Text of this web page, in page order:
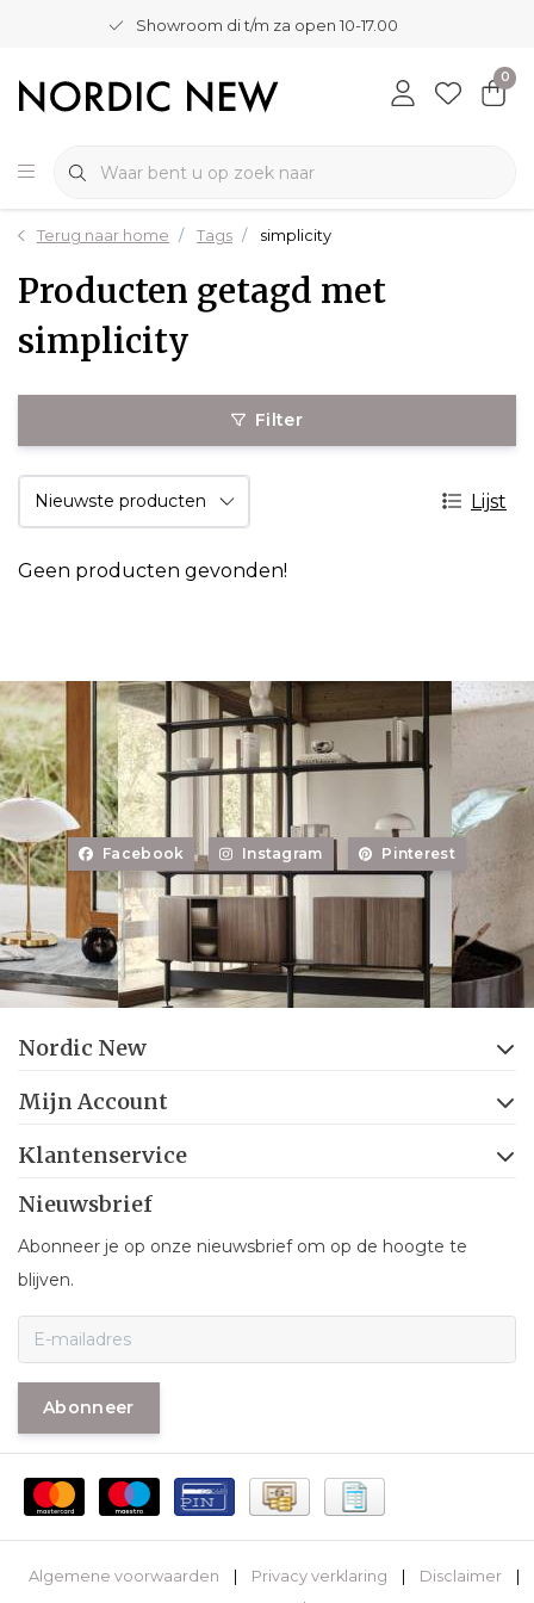
Showroom di t/m za open 10-17.00
0
Terug naar home Tags simplicity
Producten getagd met
simplicity
Filter
Lijst
Geen producten gevonden!
Facebook Instagram Pinterest
Nordic New
Mijn Account
Klantenservice
Nieuwsbrief
Abonneer je op onze nieuwsbrief om op de hoogte te
blijven.
Abonneer
Algemene voorwaarden Privacy verklaring Disclaimer